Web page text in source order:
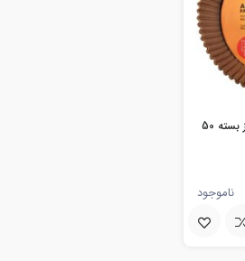
کاغذ روغنی سرخ کن هواپز بسته 50
ناموجود